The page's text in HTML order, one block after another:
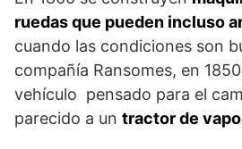
ruedas que pueden incluso
cuando las condiciones son
compañía Ransomes, en
vehículo pensado para el
parecido a un tractor de